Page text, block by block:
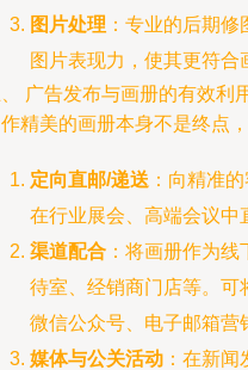
图片处理 ：专业的后期
图片表现力，使其更符合
广告发布与画册的有效利
精美的画册本身不是终点
定向直邮/递送 ：向精准
在行业展会、高端会议中
渠道配合 ：将画册作为
待室、经销商门店等。可
微信公众号、电子邮箱营
媒体与公关活动 ：在新